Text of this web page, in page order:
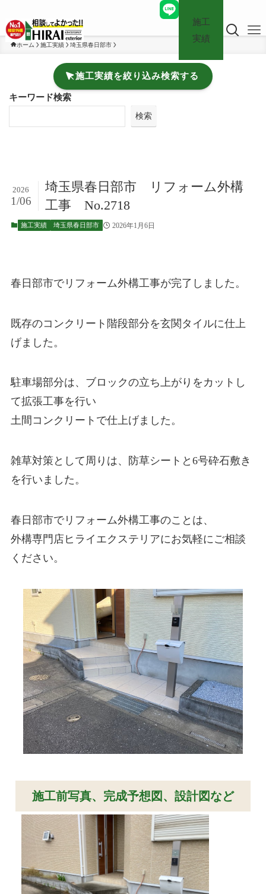
施工
実績
ホーム 施工実績 埼玉県春日部市
施工実績を絞り込み検索する
キーワード検索
検索
埼玉県春日部市 リフォーム外構
工事 No.2718
2026
1/06
施工実績 埼玉県春日部市 2026年1月6日
春日部市でリフォーム外構工事が完了しました。
既存のコンクリート階段部分を玄関タイルに仕上
げました。
駐車場部分は、ブロックの立ち上がりをカットし
て拡張工事を行い
土間コンクリートで仕上げました。
雑草対策として周りは、防草シートと6号砕石敷き
を行いました。
春日部市でリフォーム外構工事のことは、
外構専門店ヒライエクステリアにお気軽にご相談
ください。
施工前写真、完成予想図、設計図など